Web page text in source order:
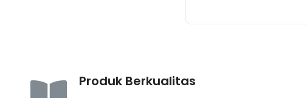
Produk Berkualitas